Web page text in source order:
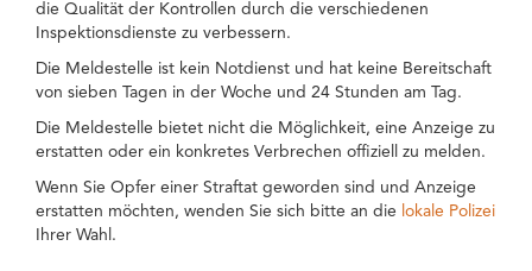
die Qualität der Kontrollen durch die verschiedenen
Inspektionsdienste zu verbessern.
Die Meldestelle ist kein Notdienst und hat keine Bereitschaft
von sieben Tagen in der Woche und 24 Stunden am Tag.
Die Meldestelle bietet nicht die Möglichkeit, eine Anzeige zu
erstatten oder ein konkretes Verbrechen offiziell zu melden.
Wenn Sie Opfer einer Straftat geworden sind und Anzeige
erstatten möchten, wenden Sie sich bitte an die lokale Polizei
Ihrer Wahl.